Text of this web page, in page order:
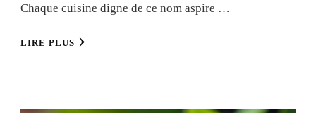
Chaque cuisine digne de ce nom aspire …
LIRE PLUS